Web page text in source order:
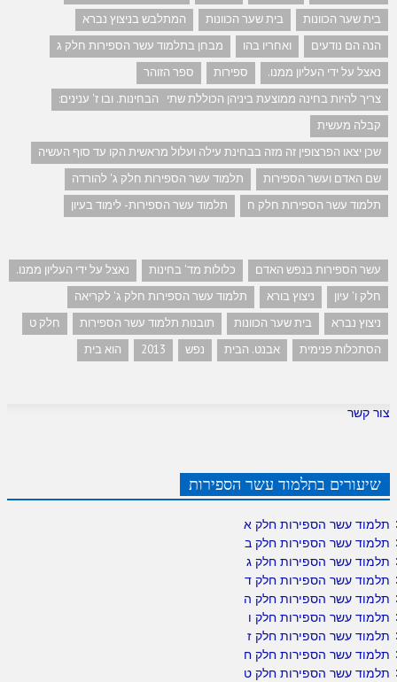
בית שער הכוונות
בית שער הכוונות
המתלבש בניצוץ נברא
הנה הם נודעים
ואחריו בהו
מבחן בתלמוד עשר הספירות חלק ג
נאצל על ידי העליון ממנו.
ספירות
ספר הזוהר
צריך להיות בחינה ממוצעת ביניהן הכוללת שתי הבחינות. ובו ז' ענינים:
קבלה מעשית
שכן יצאו הפרצופין זה מזה בבחינת עילה ועלול מראשית הקו עד סוף העשיה
שם האדם ועשר הספירות
תלמוד עשר הספירות חלק ג' להורדה
תלמוד עשר הספירות חלק ח
תלמוד עשר הספירות- לימוד בעיון
עשר הספירות בנפש האדם כלולות מד' בחינות
נאצל על ידי העליון ממנו.
חלק ו' עיון
ניצוץ בורא
תלמוד עשר הספירות חלק ג' לקריאה
ניצוץ נברא
בית שער הכוונות תובנות תלמוד עשר הספירות
חלק ט
הסתכלות פנימית
אבנט. הבית נפש 2013 הוא בית
צור קשר
שיעורים בתלמוד עשר הספירות
תלמוד עשר הספירות חלק א
תלמוד עשר הספירות חלק ב
תלמוד עשר הספירות חלק ג
תלמוד עשר הספירות חלק ד
תלמוד עשר הספירות חלק ה
תלמוד עשר הספירות חלק ו
תלמוד עשר הספירות חלק ז
תלמוד עשר הספירות חלק ח
תלמוד עשר הספירות חלק ט